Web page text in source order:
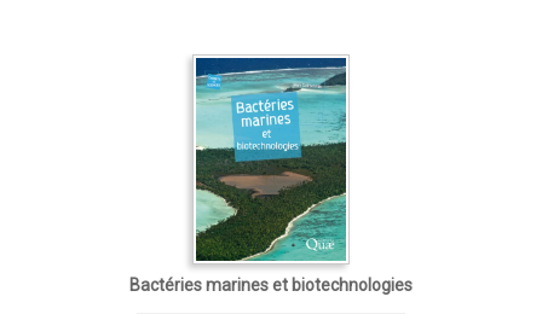
Bactéries marines et biotechnologies